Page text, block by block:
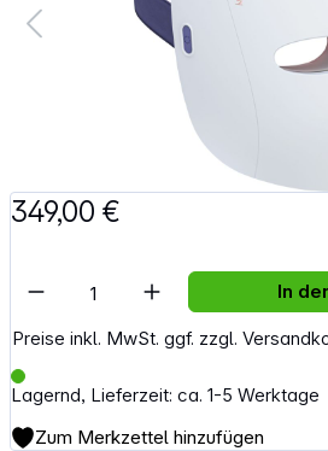
349,00 €
Preise inkl. MwSt. ggf. zzgl.
Lagernd, Lieferzeit: ca. 1-5 Werktage
Artikel Anzahl: Gib den
In
Zum Merkzettel hinzufügen